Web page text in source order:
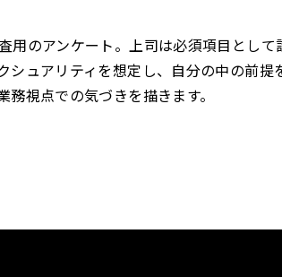
用のアンケート。上司は必須項目とし
シュアリティを想定し、自分の中の前
視点での気づきを描きます。